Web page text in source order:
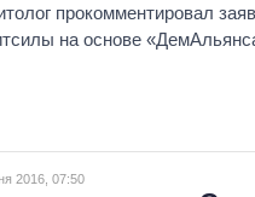
прокомментировал
на основе
2016, 07:50